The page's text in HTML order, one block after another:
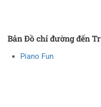
Bản Đồ chỉ đường đến
Piano Fun